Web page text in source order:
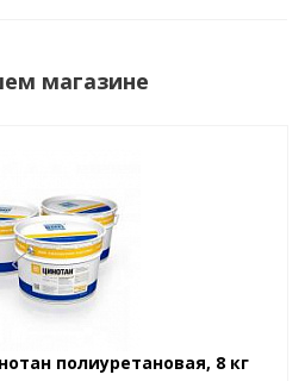
магазине
полиуретановая, 8 кг